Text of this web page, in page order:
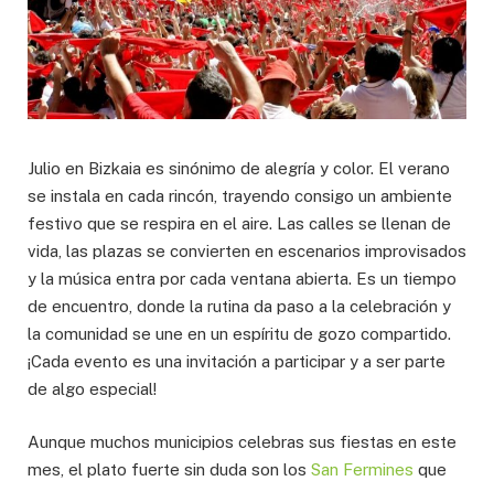
Julio en Bizkaia es sinónimo de alegría y color. El verano
se instala en cada rincón, trayendo consigo un ambiente
festivo que se respira en el aire. Las calles se llenan de
vida, las plazas se convierten en escenarios improvisados
y la música entra por cada ventana abierta. Es un tiempo
de encuentro, donde la rutina da paso a la celebración y
la comunidad se une en un espíritu de gozo compartido.
¡Cada evento es una invitación a participar y a ser parte
de algo especial!
Aunque muchos municipios celebras sus fiestas en este
mes, el plato fuerte sin duda son los San Fermines que